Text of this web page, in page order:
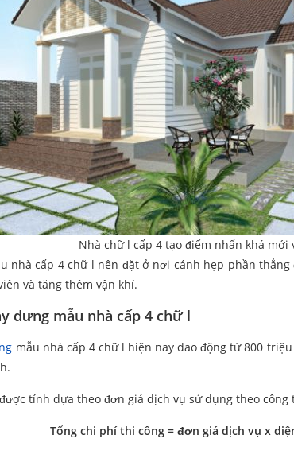
Nhà chữ l cấp 4 tạo điểm nhấn khá mới
nhà cấp 4 chữ l nên đặt ở nơi cánh hẹp phần
và tăng thêm vận khí.
dưng mẫu nhà cấp 4 chữ l
mẫu nhà cấp 4 chữ l hiện nay dao động từ 800
tính dựa theo đơn giá dịch vụ sử dụng theo công
Tổng chi phí thi công = đơn giá dịch vụ x